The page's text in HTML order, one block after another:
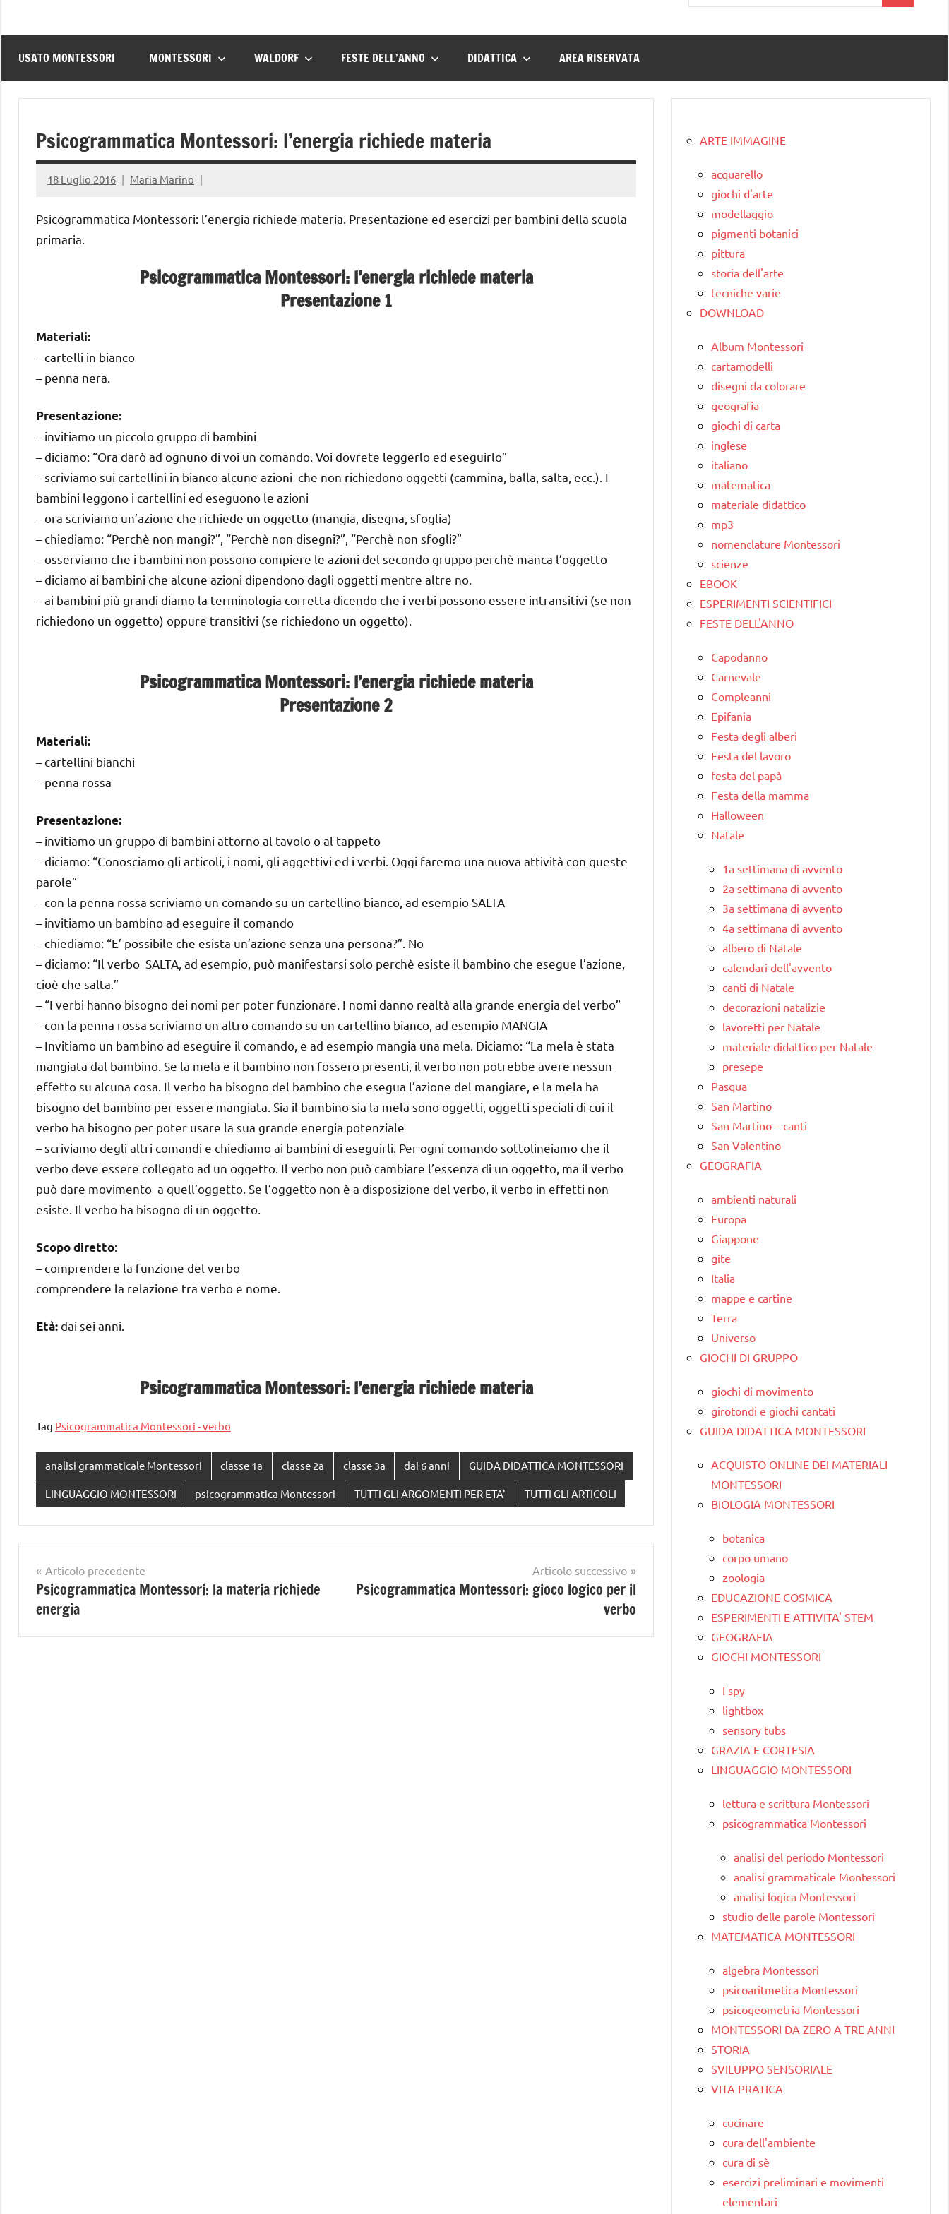
per:
USATO MONTESSORI MONTESSORI WALDORF FESTE DELL’ANNO DIDATTICA AREA RISERVATA
Psicogrammatica Montessori: l’energia richiede materia
18 Luglio 2016 Maria Marino
Psicogrammatica Montessori: l’energia richiede materia. Presentazione ed esercizi per bambini della scuola
primaria.
Psicogrammatica Montessori: l’energia richiede materia
Presentazione 1
Materiali:
– cartelli in bianco
– penna nera.
Presentazione:
– invitiamo un piccolo gruppo di bambini
– diciamo: “Ora darò ad ognuno di voi un comando. Voi dovrete leggerlo ed eseguirlo”
– scriviamo sui cartellini in bianco alcune azioni che non richiedono oggetti (cammina, balla, salta, ecc.). I
bambini leggono i cartellini ed eseguono le azioni
– ora scriviamo un’azione che richiede un oggetto (mangia, disegna, sfoglia)
– chiediamo: “Perchè non mangi?”, “Perchè non disegni?”, “Perchè non sfogli?”
– osserviamo che i bambini non possono compiere le azioni del secondo gruppo perchè manca l’oggetto
– diciamo ai bambini che alcune azioni dipendono dagli oggetti mentre altre no.
– ai bambini più grandi diamo la terminologia corretta dicendo che i verbi possono essere intransitivi (se non
richiedono un oggetto) oppure transitivi (se richiedono un oggetto).
Psicogrammatica Montessori: l’energia richiede materia
Presentazione 2
Materiali:
– cartellini bianchi
– penna rossa
Presentazione:
– invitiamo un gruppo di bambini attorno al tavolo o al tappeto
– diciamo: “Conosciamo gli articoli, i nomi, gli aggettivi ed i verbi. Oggi faremo una nuova attività con queste
parole”
– con la penna rossa scriviamo un comando su un cartellino bianco, ad esempio SALTA
– invitiamo un bambino ad eseguire il comando
– chiediamo: “E’ possibile che esista un’azione senza una persona?”. No
– diciamo: “Il verbo SALTA, ad esempio, può manifestarsi solo perchè esiste il bambino che esegue l’azione,
cioè che salta.”
– “I verbi hanno bisogno dei nomi per poter funzionare. I nomi danno realtà alla grande energia del verbo”
– con la penna rossa scriviamo un altro comando su un cartellino bianco, ad esempio MANGIA
– Invitiamo un bambino ad eseguire il comando, e ad esempio mangia una mela. Diciamo: “La mela è stata
mangiata dal bambino. Se la mela e il bambino non fossero presenti, il verbo non potrebbe avere nessun
effetto su alcuna cosa. Il verbo ha bisogno del bambino che esegua l’azione del mangiare, e la mela ha
bisogno del bambino per essere mangiata. Sia il bambino sia la mela sono oggetti, oggetti speciali di cui il
verbo ha bisogno per poter usare la sua grande energia potenziale
– scriviamo degli altri comandi e chiediamo ai bambini di eseguirli. Per ogni comando sottolineiamo che il
verbo deve essere collegato ad un oggetto. Il verbo non può cambiare l’essenza di un oggetto, ma il verbo
può dare movimento a quell’oggetto. Se l’oggetto non è a disposizione del verbo, il verbo in effetti non
esiste. Il verbo ha bisogno di un oggetto.
Scopo diretto:
– comprendere la funzione del verbo
comprendere la relazione tra verbo e nome.
Età:dai sei anni.
Psicogrammatica Montessori: l’energia richiede materia
Tag Psicogrammatica Montessori - verbo
analisi grammaticale Montessori classe 1a classe 2a classe 3a dai 6 anni GUIDA DIDATTICA MONTESSORI
LINGUAGGIO MONTESSORI psicogrammatica Montessori TUTTI GLI ARGOMENTI PER ETA' TUTTI GLI ARTICOLI
Navigazione
articoli
Articolo precedente
Psicogrammatica Montessori: la materia richiede
energia
Articolo successivo
Psicogrammatica Montessori: gioco logico per il
verbo
ARTE IMMAGINE
acquarello
giochi d'arte
modellaggio
pigmenti botanici
pittura
storia dell'arte
tecniche varie
DOWNLOAD
Album Montessori
cartamodelli
disegni da colorare
geografia
giochi di carta
inglese
italiano
matematica
materiale didattico
mp3
nomenclature Montessori
scienze
EBOOK
ESPERIMENTI SCIENTIFICI
FESTE DELL'ANNO
Capodanno
Carnevale
Compleanni
Epifania
Festa degli alberi
Festa del lavoro
festa del papà
Festa della mamma
Halloween
Natale
1a settimana di avvento
2a settimana di avvento
3a settimana di avvento
4a settimana di avvento
albero di Natale
calendari dell'avvento
canti di Natale
decorazioni natalizie
lavoretti per Natale
materiale didattico per Natale
presepe
Pasqua
San Martino
San Martino – canti
San Valentino
GEOGRAFIA
ambienti naturali
Europa
Giappone
gite
Italia
mappe e cartine
Terra
Universo
GIOCHI DI GRUPPO
giochi di movimento
girotondi e giochi cantati
GUIDA DIDATTICA MONTESSORI
ACQUISTO ONLINE DEI MATERIALI
MONTESSORI
BIOLOGIA MONTESSORI
botanica
corpo umano
zoologia
EDUCAZIONE COSMICA
ESPERIMENTI E ATTIVITA' STEM
GEOGRAFIA
GIOCHI MONTESSORI
I spy
lightbox
sensory tubs
GRAZIA E CORTESIA
LINGUAGGIO MONTESSORI
lettura e scrittura Montessori
psicogrammatica Montessori
analisi del periodo Montessori
analisi grammaticale Montessori
analisi logica Montessori
studio delle parole Montessori
MATEMATICA MONTESSORI
algebra Montessori
psicoaritmetica Montessori
psicogeometria Montessori
MONTESSORI DA ZERO A TRE ANNI
STORIA
SVILUPPO SENSORIALE
VITA PRATICA
cucinare
cura dell'ambiente
cura di sè
esercizi preliminari e movimenti
elementari